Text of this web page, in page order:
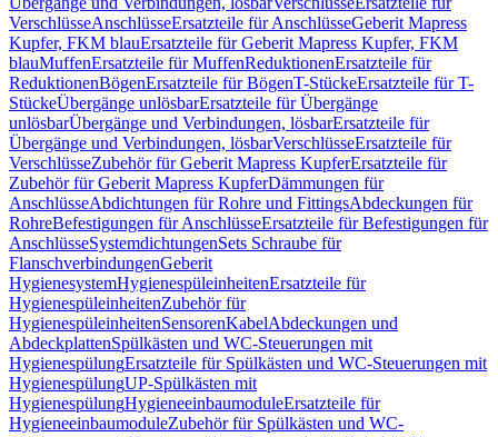
VerschlüsseAnschlüsseErsatzteile für AnschlüsseGeberit Mapress
Kupfer, FKM blauErsatzteile für Geberit Mapress Kupfer, FKM
blauMuffenErsatzteile für MuffenReduktionenErsatzteile für
ReduktionenBögenErsatzteile für BögenT-StückeErsatzteile für T-
StückeÜbergänge unlösbarErsatzteile für Übergänge
unlösbarÜbergänge und Verbindungen, lösbarErsatzteile für
Übergänge und Verbindungen, lösbarVerschlüsseErsatzteile für
VerschlüsseZubehör für Geberit Mapress KupferErsatzteile für
Zubehör für Geberit Mapress KupferDämmungen für
AnschlüsseAbdichtungen für Rohre und FittingsAbdeckungen für
RohreBefestigungen für AnschlüsseErsatzteile für Befestigungen für
AnschlüsseSystemdichtungenSets Schraube für
FlanschverbindungenGeberit
HygienesystemHygienespüleinheitenErsatzteile für
HygienespüleinheitenZubehör für
HygienespüleinheitenSensorenKabelAbdeckungen und
AbdeckplattenSpülkästen und WC-Steuerungen mit
HygienespülungErsatzteile für Spülkästen und WC-Steuerungen mit
HygienespülungUP-Spülkästen mit
HygienespülungHygieneeinbaumoduleErsatzteile für
HygieneeinbaumoduleZubehör für Spülkästen und WC-